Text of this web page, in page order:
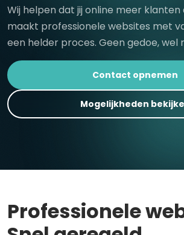
Wij helpen dat jij online meer
maakt professionele websites met
een helder proces. Geen gedoe, wel
Contact opnemen
Mogelijkheden
Professionele